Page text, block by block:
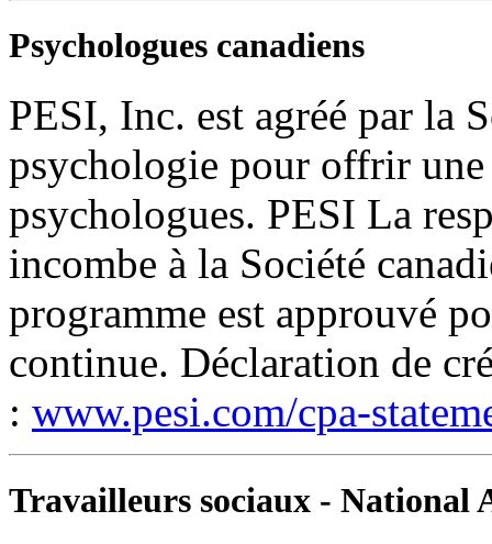
Psychologues canadiens
PESI, Inc. est agréé par la
psychologie pour offrir
psychologues. PESI La
incombe à la Société
programme est approuvé
continue. Déclaration de
: www.pesi.com/cpa-
Travailleurs sociaux - National